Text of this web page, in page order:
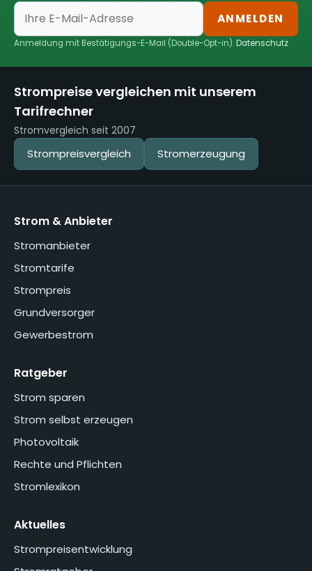
ANMELDEN
Anmeldung mit Bestätigungs-E-Mail (Double-Opt-in).Datenschutz
Strompreise vergleichen mit unserem
Tarifrechner
Stromvergleich seit 2007
Strompreisvergleich Stromerzeugung
Strom & Anbieter
Stromanbieter
Stromtarife
Strompreis
Grundversorger
Gewerbestrom
Ratgeber
Strom sparen
Strom selbst erzeugen
Photovoltaik
Rechte und Pflichten
Stromlexikon
Aktuelles
Strompreisentwicklung